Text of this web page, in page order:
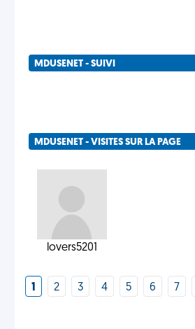
MDUSENET - SUIVI
MDUSENET - VISITES SUR LA PAGE
lovers5201
1 2 3 4 5 6 7